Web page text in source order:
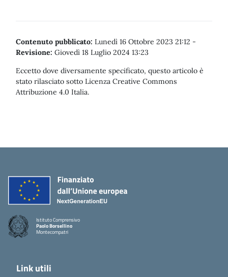
Contenuto pubblicato: Lunedì 16 Ottobre 2023 21:12 -
Revisione: Giovedì 18 Luglio 2024 13:23
Eccetto dove diversamente specificato, questo articolo è
stato rilasciato sotto Licenza Creative Commons
Attribuzione 4.0 Italia.
Istituto Comprensivo
Paolo Borsellino
Montecompatri
Link utili